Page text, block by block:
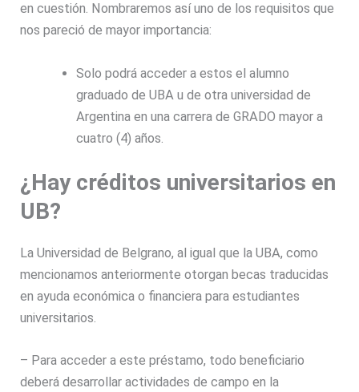
en cuestión. Nombraremos así uno de los requisitos que
nos pareció de mayor importancia:
Solo podrá acceder a estos el alumno
graduado de UBA u de otra universidad de
Argentina en una carrera de GRADO mayor a
cuatro (4) años.
¿Hay créditos universitarios en
UB?
La Universidad de Belgrano, al igual que la UBA, como
mencionamos anteriormente otorgan becas traducidas
en ayuda económica o financiera para estudiantes
universitarios.
– Para acceder a este préstamo, todo beneficiario
deberá desarrollar actividades de campo en la